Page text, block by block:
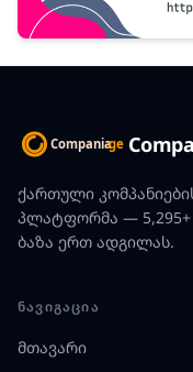
ქართული
პლატფორმა — 5,295+
ბაზა ერთ ადგილას.
ᲜᲐᲕᲘᲒᲐᲪᲘᲐ
მთავარი